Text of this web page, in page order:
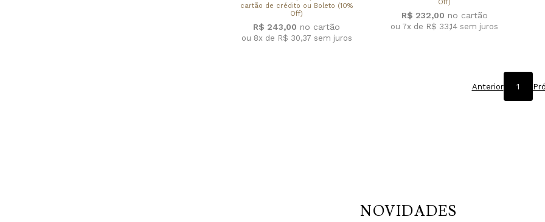
cartão de crédito ou Boleto (10%
Off)
R$ 243,00
ou 8x de R$ 30,37 sem juros
Off)
R$ 232,00
ou 7x de R$ 33,14 sem juros
Anterior 1
NOVIDADES